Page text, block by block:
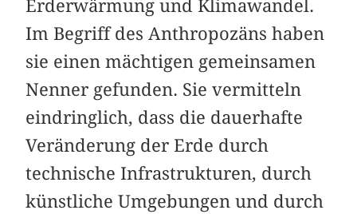
Erderwärmung und Klimawandel.
Im Begriff des Anthropozäns haben
sie einen mächtigen gemeinsamen
Nenner gefunden. Sie vermitteln
eindringlich, dass die dauerhafte
Veränderung der Erde durch
technische Infrastrukturen, durch
künstliche Umgebungen und durch